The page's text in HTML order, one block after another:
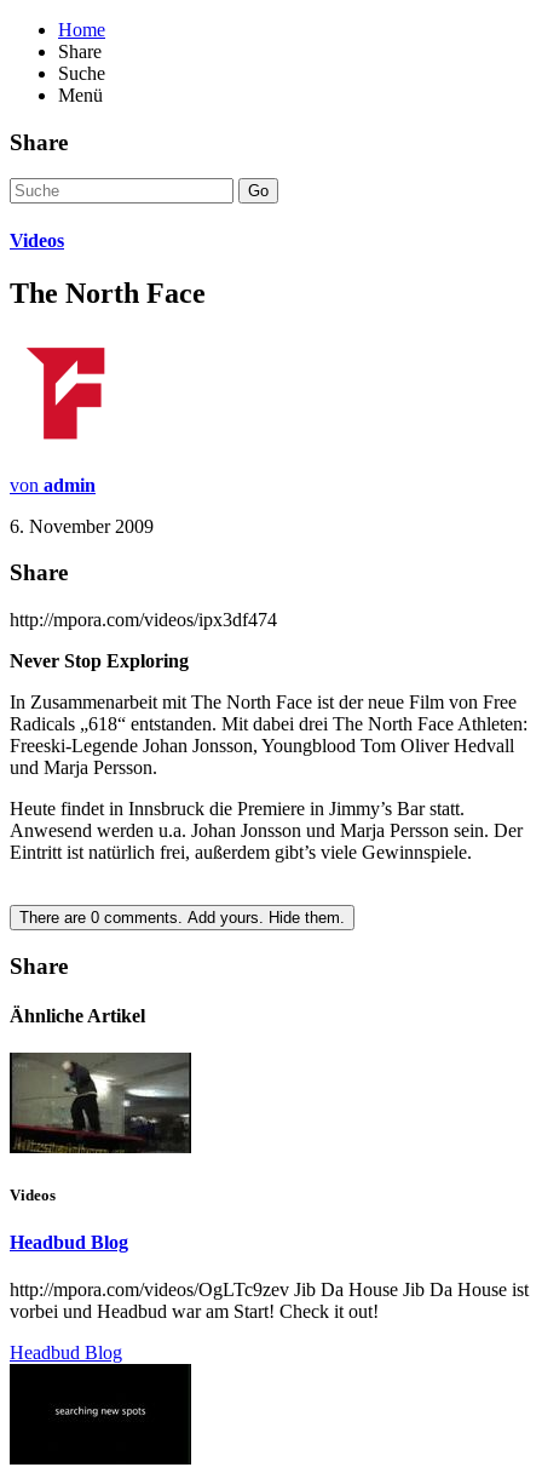
Home
Share
Suche
Menü
Share
Go
Videos
The North Face
von admin
6. November 2009
Share
http://mpora.com/videos/ipx3df474
Never Stop Exploring
In Zusammenarbeit mit The North Face ist der neue Film von Free
Radicals „618“ entstanden. Mit dabei drei The North Face Athleten:
Freeski-Legende Johan Jonsson, Youngblood Tom Oliver Hedvall
und Marja Persson.
Heute findet in Innsbruck die Premiere in Jimmy’s Bar statt.
Anwesend werden u.a. Johan Jonsson und Marja Persson sein. Der
Eintritt ist natürlich frei, außerdem gibt’s viele Gewinnspiele.
There are 0 comments. Add yours. Hide them.
Share
Ähnliche Artikel
Videos
Headbud Blog
http://mpora.com/videos/OgLTc9zev Jib Da House Jib Da House ist
vorbei und Headbud war am Start! Check it out!
Headbud Blog